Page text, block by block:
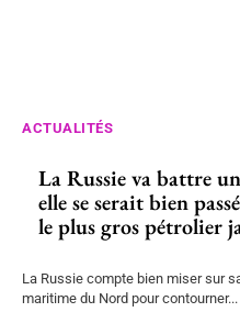
ACTUALITÉS
La Russie va battre
elle se serait bien
le plus gros pétrolier
La Russie compte bien miser sur
maritime du Nord pour contourner...